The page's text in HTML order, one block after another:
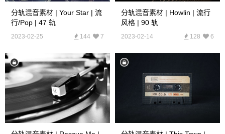
分轨混音素材 | Your Star | 流
行/Pop | 47 轨
2023-02-25 7
144
分轨混音素材 | Howlin | 流行
风格 | 90 轨
2023-02-14 6
128